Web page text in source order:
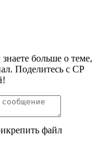
больше о теме,
Поделитесь с СР
файл